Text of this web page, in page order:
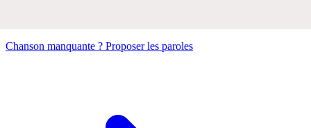
Chanson manquante ? Proposer les paroles